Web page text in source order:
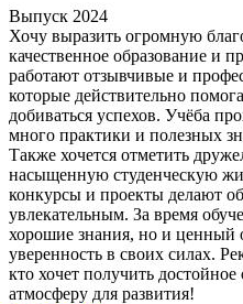
Выпуск 2024
Хочу выразить огромную
качественное образование и
работают отзывчивые и
которые действительно
добиваться успехов. Учёба
много практики и полезных
Также хочется отметить
насыщенную студенческую
конкурсы и проекты делают
увлекательным. За время
хорошие знания, но и ценный
уверенность в своих силах.
кто хочет получить
атмосферу для развития!